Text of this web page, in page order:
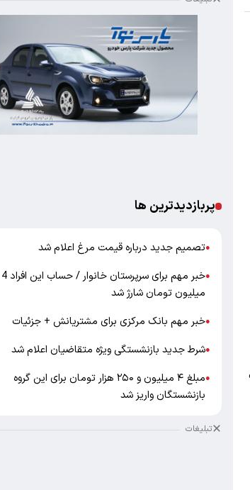
پربازدیدترین ها
●تصمیم جدید درباره قیمت مرغ اعلام شد
●
خبر مهم برای سرپرستان خانوار / حساب این افراد 4
میلیون تومان شارژ شد
●خبر مهم بانک مرکزی برای مشتریانش + جزئیات
●شرط جدید بازنشستگی ویژه متقاضیان اعلام شد
●
مبلغ ۴ میلیون و ۲۵۰ هزار تومان برای این گروه
بازنشستگان واریز شد
تبلیغات